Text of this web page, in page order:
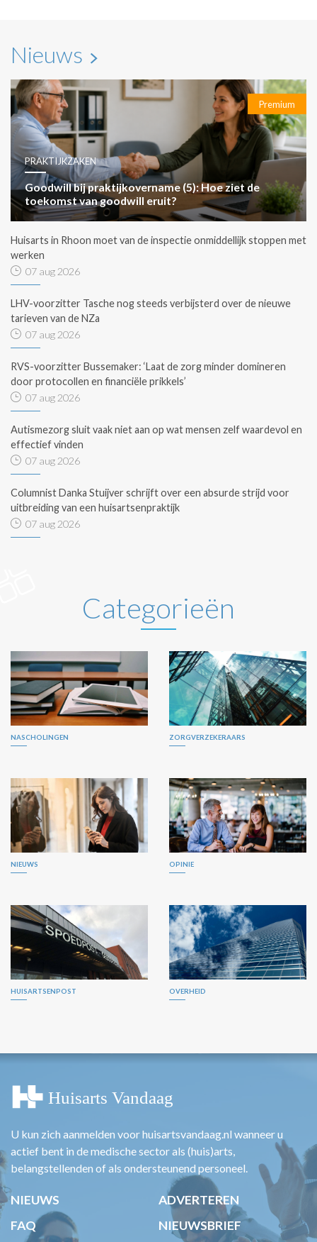
Nieuws
Premium
PRAKTIJKZAKEN
Goodwill bij praktijkovername (5): Hoe ziet de
toekomst van goodwill eruit?
Huisarts in Rhoon moet van de inspectie onmiddellijk stoppen met
werken
07 aug 2026
LHV-voorzitter Tasche nog steeds verbijsterd over de nieuwe
tarieven van de NZa
07 aug 2026
RVS-voorzitter Bussemaker: ‘Laat de zorg minder domineren
door protocollen en financiële prikkels’
07 aug 2026
Autismezorg sluit vaak niet aan op wat mensen zelf waardevol en
effectief vinden
07 aug 2026
Columnist Danka Stuijver schrijft over een absurde strijd voor
uitbreiding van een huisartsenpraktijk
07 aug 2026
Categorieën
NASCHOLINGEN ZORGVERZEKERAARS
NIEUWS OPINIE
HUISARTSENPOST OVERHEID
U kun zich aanmelden voor huisartsvandaag.nl wanneer u
actief bent in de medische sector als (huis)arts,
belangstellenden of als ondersteunend personeel.
NIEUWS
ADVERTEREN
FAQ
NIEUWSBRIEF